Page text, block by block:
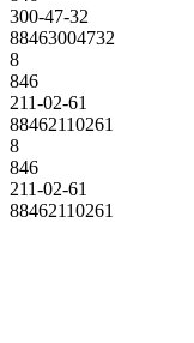
300-47-32
88463004732
8
846
211-02-61
88462110261
8
846
211-02-61
88462110261